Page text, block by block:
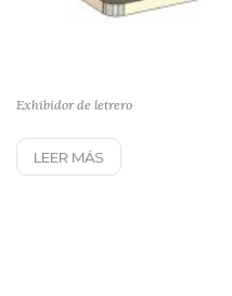
Exhibidor de letrero
LEER MÁS